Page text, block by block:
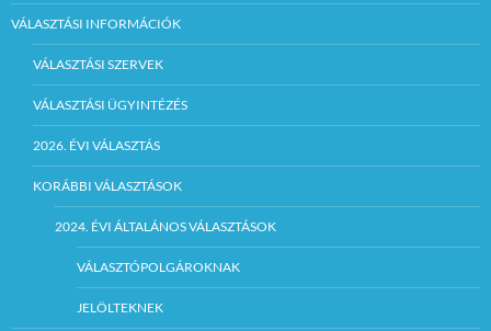
vonatkozó kérdések
feltevésének,
információszerzés
időpontja:
Előzetes telefonon
történő egyeztetés
alapján 2017.
szeptember 18.
(hétfő) 1600óráig.
(32/370-199/217
melléken Hanzel
VÁLASZTÁSI INFORMÁCIÓK
VÁLASZTÁSI SZERVEK
VÁLASZTÁSI ÜGYINTÉZÉS
2026. ÉVI VÁLASZTÁS
KORÁBBI VÁLASZTÁSOK
2024. ÉVI ÁLTALÁNOS VÁLASZTÁSOK
VÁLASZTÓPOLGÁROKNAK
JELÖLTEKNEK